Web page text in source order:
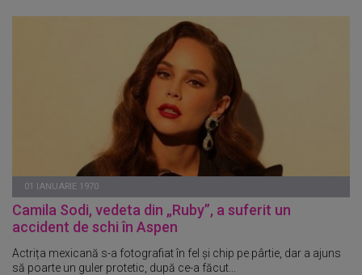
01 IANUARIE 1970
Camila Sodi, vedeta din „Ruby”, a suferit un
accident de schi în Aspen
Actrița mexicană s-a fotografiat în fel și chip pe pârtie, dar a ajuns
să poarte un guler protetic, după ce-a făcut...